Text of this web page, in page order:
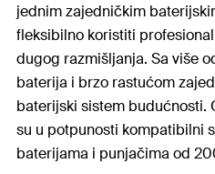
jednim zajedničkim
fleksibilno koristiti
dugog razmišljanja. Sa više
baterija i brzo rastućom
baterijski sistem budućnosti.
su u potpunosti kompatibilni
baterijama i punjačima od